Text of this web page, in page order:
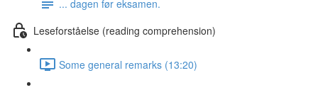
... dagen før eksamen.
Leseforståelse (reading comprehension)
Some general remarks (13:20)